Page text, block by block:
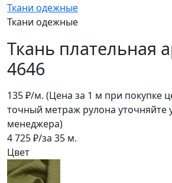
Ткани одежные
Ткани одежные
Ткань плательная
4646
135₽/м. (Цена за 1 м при покупке
точный метраж рулона уточняйте
менеджера)
4 725₽/за 35 м.
Цвет